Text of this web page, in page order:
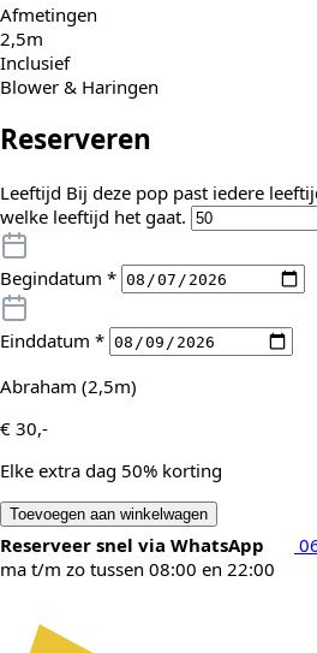
Afmetingen
2,5m
Inclusief
Blower & Haringen
Reserveren
Leeftijd Bij deze pop past iedere
welke leeftijd het gaat.
Begindatum *
Einddatum *
Abraham (2,5m)
€ 30,-
Elke extra dag 50% korting
Toevoegen aan winkelwagen
Reserveer snel via WhatsApp
ma t/m zo tussen 08:00 en 22:00